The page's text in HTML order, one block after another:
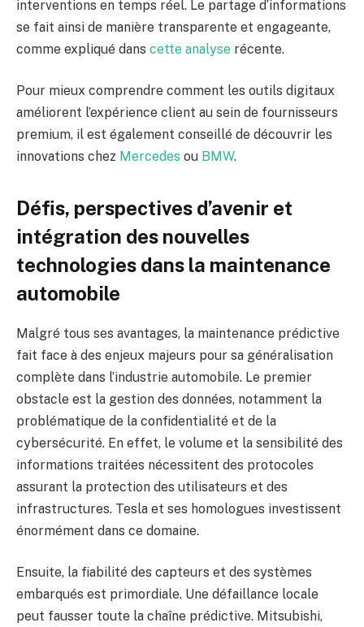
interventions en temps réel. Le partage d’informations
se fait ainsi de manière transparente et engageante,
comme expliqué dans cette analyse récente.
Pour mieux comprendre comment les outils digitaux
améliorent l’expérience client au sein de fournisseurs
premium, il est également conseillé de découvrir les
innovations chez Mercedes ou BMW.
Défis, perspectives d’avenir et
intégration des nouvelles
technologies dans la maintenance
automobile
Malgré tous ses avantages, la maintenance prédictive
fait face à des enjeux majeurs pour sa généralisation
complète dans l’industrie automobile. Le premier
obstacle est la gestion des données, notamment la
problématique de la confidentialité et de la
cybersécurité. En effet, le volume et la sensibilité des
informations traitées nécessitent des protocoles
assurant la protection des utilisateurs et des
infrastructures. Tesla et ses homologues investissent
énormément dans ce domaine.
Ensuite, la fiabilité des capteurs et des systèmes
embarqués est primordiale. Une défaillance locale
peut fausser toute la chaîne prédictive. Mitsubishi,